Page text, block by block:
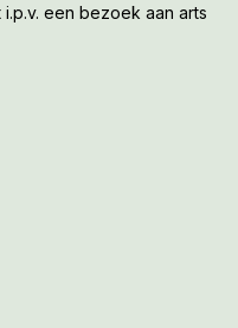
een bezoek aan arts